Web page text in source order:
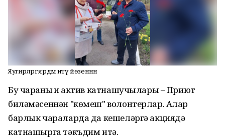
Яугирләргә ярдәм итү йөзеннән
Бу чараның иң актив катнашучылары – Приют
биләмәсеннән "көмеш" волонтерлар. Алар
барлык чараларда да кешеләргә акциядә
катнашырга тәкъдим итә.